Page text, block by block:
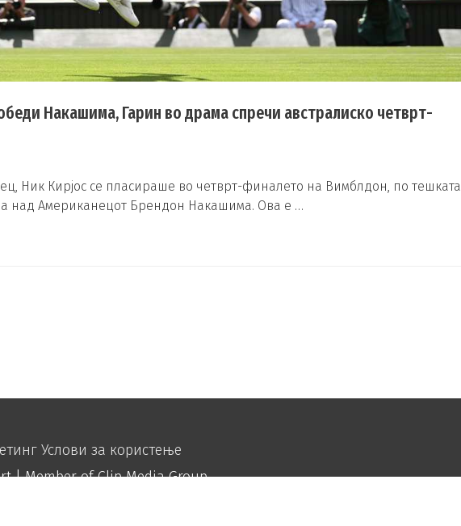
Накашима, Гарин во драма спречи австралиско четврт-
Ник Кирјос се пласираше во четврт-финалето на Вимблдон, по тешката
над Американецот Брендон Накашима. Ова е …
Услови за користење
| Member of Clip Media Group